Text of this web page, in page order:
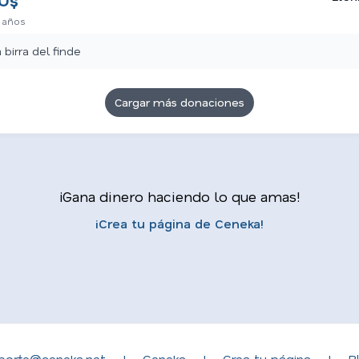
birra del finde
Cargar más donaciones
¡Gana dinero haciendo lo que amas!
¡Crea tu página de Ceneka!